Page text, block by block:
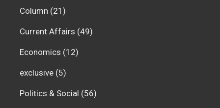
Column (21)
Current Affairs (49)
Economics (12)
exclusive (5)
Politics & Social (56)